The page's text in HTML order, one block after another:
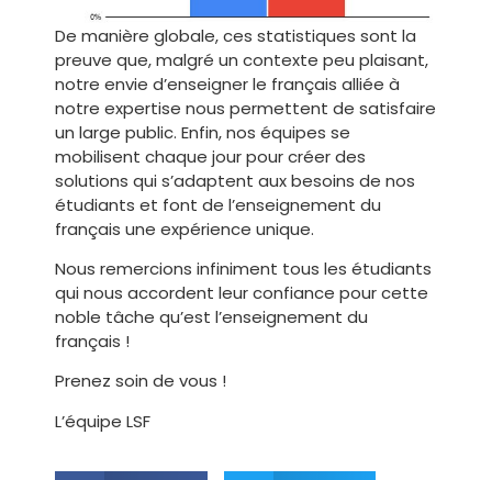
De manière globale, ces statistiques sont la
preuve que, malgré un contexte peu plaisant,
notre envie d’enseigner le français alliée à
notre expertise nous permettent de satisfaire
un large public. Enfin, nos équipes se
mobilisent chaque jour pour créer des
solutions qui s’adaptent aux besoins de nos
étudiants et font de l’enseignement du
français une expérience unique.
Nous remercions infiniment tous les étudiants
qui nous accordent leur confiance pour cette
noble tâche qu’est l’enseignement du
français !
Prenez soin de vous !
L’équipe LSF